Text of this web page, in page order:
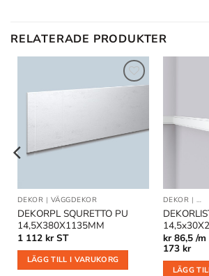
RELATERADE PRODUKTER
DEKOR | VÄGGDEKOR
DEKORPL SQURETTO PU
14,5X380X1135MM
1 112 kr ST
LÄGG TILL I VARUKORG
DEKOR |
kr86,5 /m
173 kr
LÄGG